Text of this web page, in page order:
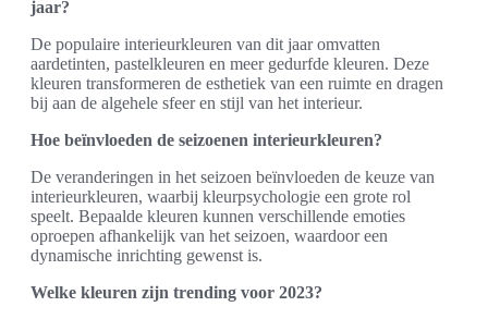
jaar?
De populaire interieurkleuren van dit jaar omvatten
aardetinten, pastelkleuren en meer gedurfde kleuren. Deze
kleuren transformeren de esthetiek van een ruimte en dragen
bij aan de algehele sfeer en stijl van het interieur.
Hoe beïnvloeden de seizoenen interieurkleuren?
De veranderingen in het seizoen beïnvloeden de keuze van
interieurkleuren, waarbij kleurpsychologie een grote rol
speelt. Bepaalde kleuren kunnen verschillende emoties
oproepen afhankelijk van het seizoen, waardoor een
dynamische inrichting gewenst is.
Welke kleuren zijn trending voor 2023?